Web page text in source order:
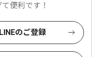
便利です！
のご登録